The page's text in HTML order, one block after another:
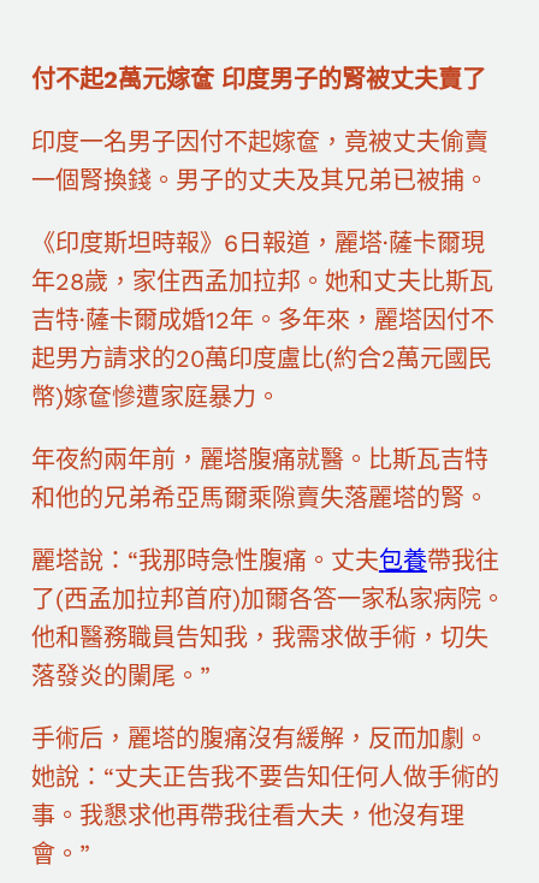
付不起2萬元嫁奩 印度男子的腎被丈夫賣了
印度一名男子因付不起嫁奩，竟被丈夫偷賣
一個腎換錢。男子的丈夫及其兄弟已被捕。
《印度斯坦時報》6日報道，麗塔·薩卡爾現
年28歲，家住西孟加拉邦。她和丈夫比斯瓦
吉特·薩卡爾成婚12年。多年來，麗塔因付不
起男方請求的20萬印度盧比(約合2萬元國民
幣)嫁奩慘遭家庭暴力。
年夜約兩年前，麗塔腹痛就醫。比斯瓦吉特
和他的兄弟希亞馬爾乘隙賣失落麗塔的腎。
麗塔說：“我那時急性腹痛。丈夫包養帶我往
了(西孟加拉邦首府)加爾各答一家私家病院。
他和醫務職員告知我，我需求做手術，切失
落發炎的闌尾。”
手術后，麗塔的腹痛沒有緩解，反而加劇。
她說：“丈夫正告我不要告知任何人做手術的
事。我懇求他再帶我往看大夫，他沒有理
會。”